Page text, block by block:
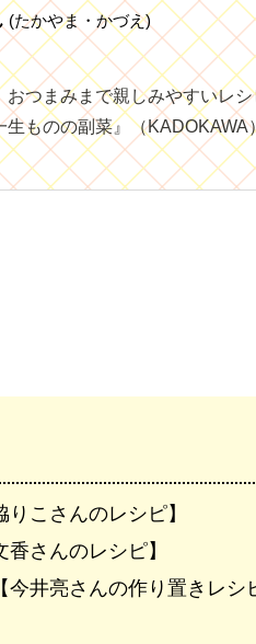
(たかやま・かづえ)
おつまみまで親しみやすいレ
生ものの副菜』（KADOKAWA
こさんのレシピ】
さんのレシピ】
井亮さんの作り置きレシ